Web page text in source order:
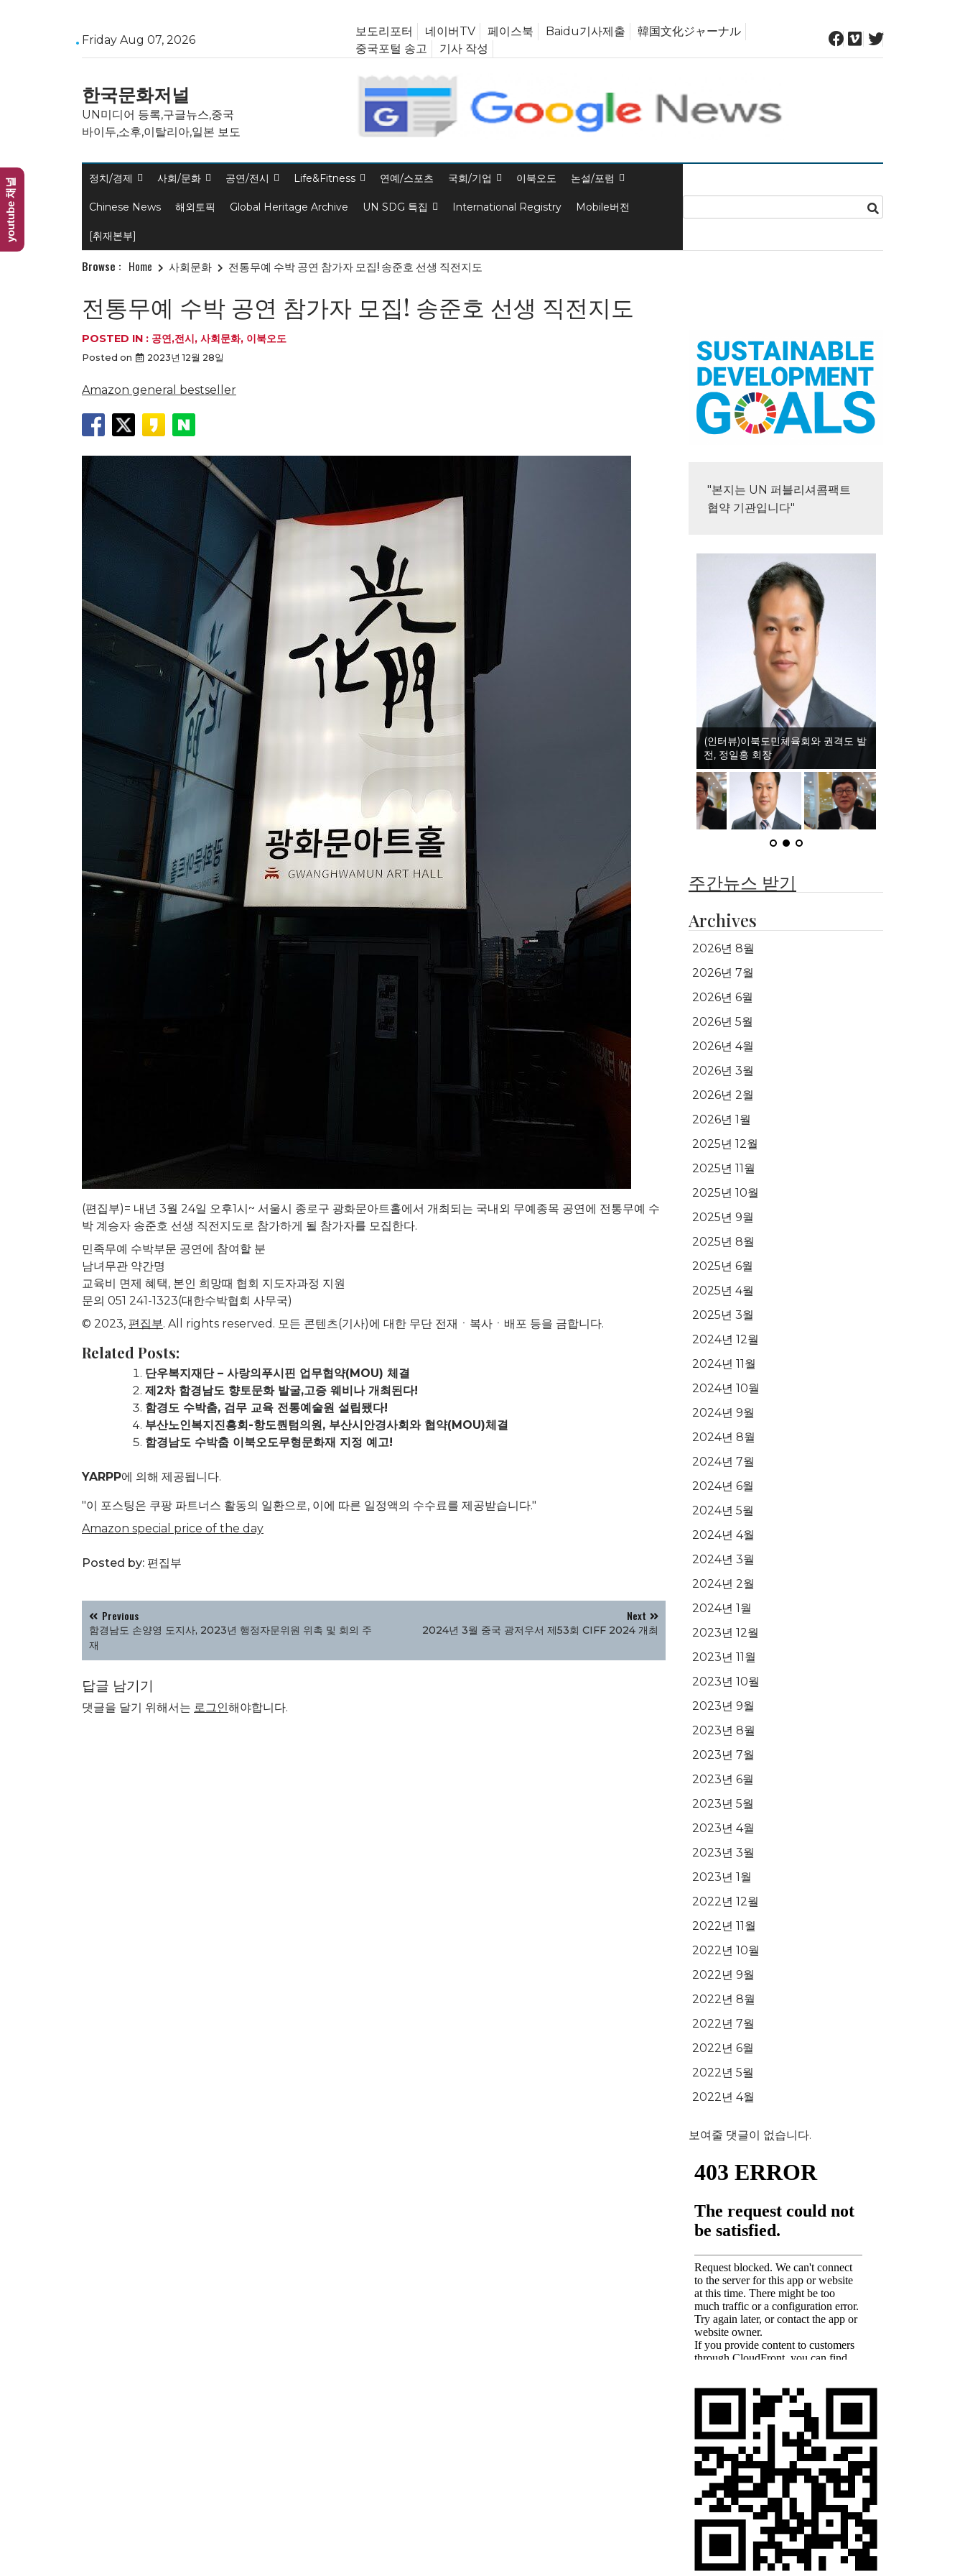
Friday Aug 07, 2026
보도리포터 네이버TV 페이스북 Baidu기사제출
韓国文化ジャーナル
중국포털 송고
기사 작성
한국문화저널
UN미디어 등록,구글뉴스,중국
바이두,소후,이탈리아,일본 보도
정치/경제 사회/문화 공연/전시 Life&Fitness 연예/스포츠 국회/기업 이북오도 논설/포럼
Chinese News 해외토픽 Global Heritage Archive UN SDG 특집 International Registry Mobile버전
[취재본부]
Browse : Home 사회문화 전통무예 수박 공연 참가자 모집! 송준호 선생 직전지도
전통무예 수박 공연 참가자 모집! 송준호 선생 직전지도
POSTED IN : 공연,전시, 사회문화, 이북오도
Posted on 2023년 12월 28일
Amazon general bestseller
(편집부)= 내년 3월 24일 오후1시~ 서울시 종로구 광화문아트홀에서 개최되는 국내외 무예종목 공연에 전통무예 수
박 계승자 송준호 선생 직전지도로 참가하게 될 참가자를 모집한다.
민족무예 수박부문 공연에 참여할 분
남녀무관 약간명
교육비 면제 혜택, 본인 희망때 협회 지도자과정 지원
문의 051 241-1323(대한수박협회 사무국)
© 2023, 편집부. All rights reserved. 모든 콘텐츠(기사)에 대한 무단 전재ㆍ복사ㆍ배포 등을 금합니다.
Related Posts:
단우복지재단 – 사랑의푸시핀 업무협약(MOU) 체결
제2차 함경남도 향토문화 발굴,고증 웨비나 개최된다!
함경도 수박춤, 검무 교육 전통예술원 설립됐다!
부산노인복지진흥회-항도퀀텀의원, 부산시안경사회와 협약(MOU)체결
함경남도 수박춤 이북오도무형문화재 지정 예고!
YARPP에 의해 제공됩니다.
"이 포스팅은 쿠팡 파트너스 활동의 일환으로, 이에 따른 일정액의 수수료를 제공받습니다."
Amazon special price of the day
Posted by: 편집부
글
탐
색
Previous
함경남도 손양영 도지사, 2023년 행정자문위원 위촉 및 회의 주
재
Next
2024년 3월 중국 광저우서 제53회 CIFF 2024 개최
답글 남기기
댓글을 달기 위해서는 로그인해야합니다.
"본지는 UN 퍼블리셔콤팩트
협약 기관입니다"
(인터뷰)이북도민체육회와 권격도 발
전, 정일홍 회장
주간뉴스 받기
Archives
2026년 8월
2026년 7월
2026년 6월
2026년 5월
2026년 4월
2026년 3월
2026년 2월
2026년 1월
2025년 12월
2025년 11월
2025년 10월
2025년 9월
2025년 8월
2025년 6월
2025년 4월
2025년 3월
2024년 12월
2024년 11월
2024년 10월
2024년 9월
2024년 8월
2024년 7월
2024년 6월
2024년 5월
2024년 4월
2024년 3월
2024년 2월
2024년 1월
2023년 12월
2023년 11월
2023년 10월
2023년 9월
2023년 8월
2023년 7월
2023년 6월
2023년 5월
2023년 4월
2023년 3월
2023년 1월
2022년 12월
2022년 11월
2022년 10월
2022년 9월
2022년 8월
2022년 7월
2022년 6월
2022년 5월
2022년 4월
보여줄 댓글이 없습니다.
youtube 채널